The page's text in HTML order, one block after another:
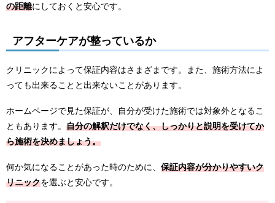
の距離にしておくと安心です。
アフターケアが整っているか
クリニックによって保証内容はさまざまです。また、施術方法によ
っても出来ることと出来ないことがあります。
ホームページで見た保証が、自分が受けた施術では対象外となるこ
ともあります。 自分の解釈だけでなく、しっかりと説明を受けてか
ら施術を決めましょう。
何か気になることがあった時のために、 保証内容が分かりやすいク
リニックを選ぶと安心です。